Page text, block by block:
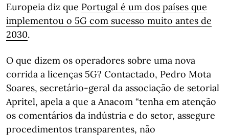
Europeia diz que Portugal é um dos países que
implementou o 5G com sucesso muito antes de
2030.
O que dizem os operadores sobre uma nova
corrida a licenças 5G? Contactado, Pedro Mota
Soares, secretário-geral da associação de setorial
Apritel, apela a que a Anacom “tenha em atenção
os comentários da indústria e do setor, assegure
procedimentos transparentes, não